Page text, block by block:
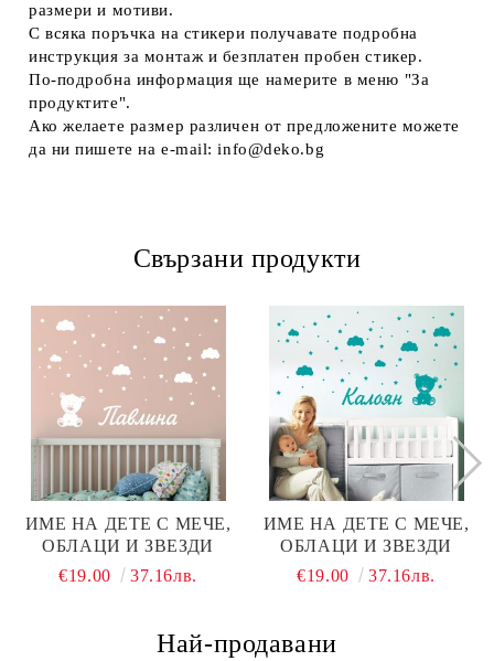
размери и мотиви.
С всяка поръчка на стикери получавате подробна
инструкция за монтаж и безплатен пробен стикер.
По-подробна информация ще намерите в меню "За
продуктите".
Ако желаете размер различен от предложените можете
да ни пишете на e-mail: info@deko.bg
Свързани продукти
ИМЕ НА ДЕТЕ С МЕЧЕ,
ОБЛАЦИ И ЗВЕЗДИ
€19.00
37.16лв.
ИМЕ НА ДЕТЕ С МЕЧЕ,
ОБЛАЦИ И ЗВЕЗДИ
€19.00
37.16лв.
Най-продавани